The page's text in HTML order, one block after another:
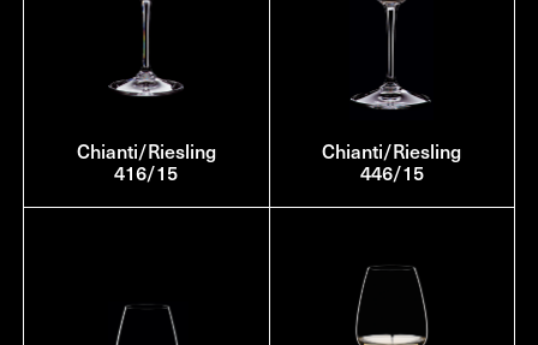
Chianti/Riesling
416/15
Chianti/Riesling
446/15